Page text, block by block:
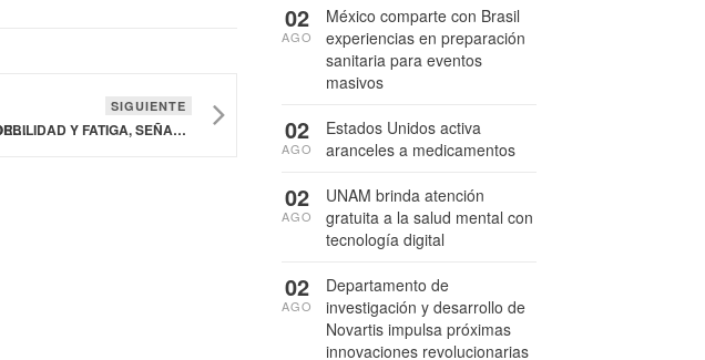
COFEPRIS APRUEBA TERAPIA INNOVADORA PARA LA HIPERCOLESTEROLEMIA FAMILIAR HOMOCIGOTA
SIGUIENTE
VISIÓN DOBLE, DEBILIDAD Y FATIGA, SEÑALES DE ALERTA QUE EVIDENCIAN MIASTENIA GRAVIS
México comparte con Brasil
experiencias en preparación
sanitaria para eventos
masivos
02
AGO
Estados Unidos activa
aranceles a medicamentos
02
AGO
UNAM brinda atención
gratuita a la salud mental con
tecnología digital
02
AGO
Departamento de
investigación y desarrollo de
Novartis impulsa próximas
innovaciones revolucionarias
02
AGO